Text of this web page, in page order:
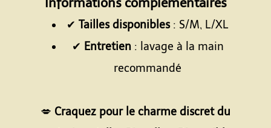
✔ Tailles disponibles: S/M, L/XL
✔ Entretien : lavage à la main
recommandé
💋 Craquez pour le charme discret du